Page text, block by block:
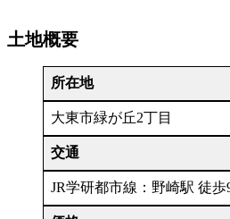
土地概要
所在地
大東市緑が丘2丁目
交通
JR学研都市線：野崎駅 徒歩